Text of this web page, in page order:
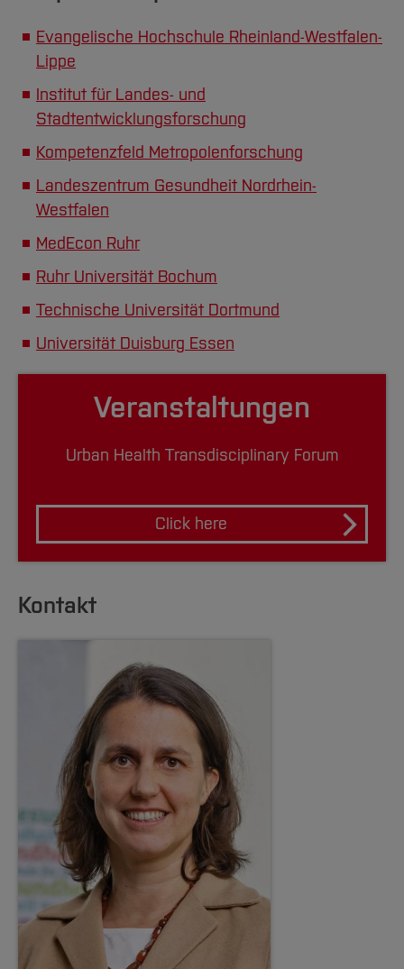
Evangelische Hochschule Rheinland-Westfalen-
Lippe
Institut für Landes- und
Stadtentwicklungsforschung
Kompetenzfeld Metropolenforschung
Landeszentrum Gesundheit Nordrhein-
Westfalen
MedEcon Ruhr
Ruhr Universität Bochum
Technische Universität Dortmund
Universität Duisburg Essen
Veranstaltungen
Urban Health Transdisciplinary Forum
Click here
Kontakt